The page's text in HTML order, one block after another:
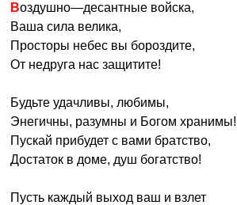
Воздушно—десантные войска,
Ваша сила велика,
Просторы небес вы бороздите,
От недруга нас защитите!
Будьте удачливы, любимы,
Энегичны, разумны и Богом хранимы!
Пускай прибудет с вами братство,
Достаток в доме, душ богатство!
Пусть каждый выход ваш и взлет